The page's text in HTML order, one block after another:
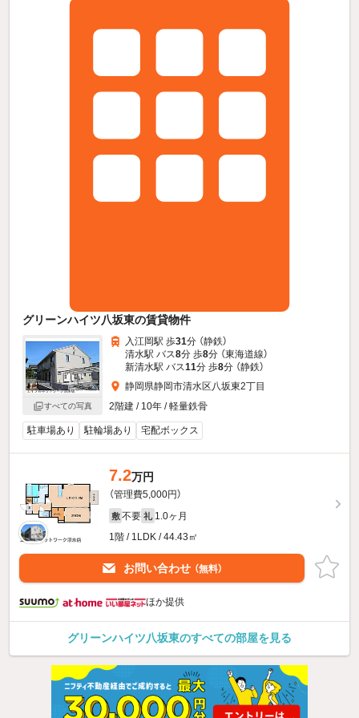
グリーンハイツ八坂東の賃貸物件
すべての写真
入江岡駅 歩31分 （静鉄）
清水駅 バス8分 歩8分 （東海道線）
新清水駅 バス11分 歩8分 （静鉄）
静岡県静岡市清水区八坂東2丁目
2階建 / 10年 / 軽量鉄骨
駐車場あり 駐輪場あり 宅配ボックス
7.2万円
（管理費5,000円）
敷 不要 礼 1.0ヶ月
1階 / 1LDK / 44.43㎡
お問い合わせ （無料）
ほか提供
グリーンハイツ八坂東のすべての部屋を見る